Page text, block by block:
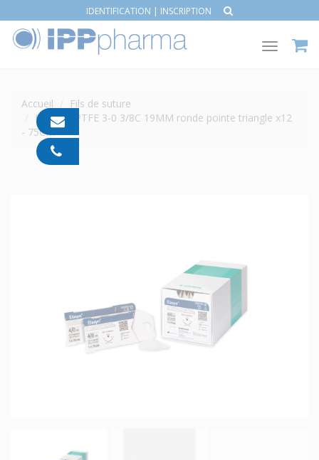
IDENTIFICATION | INSCRIPTION
Toggle
Accueil
Fils de suture
ELASYN PTFE 3-0 3/8C 19MM ronde pointe triangle x12
- 75CM
contact@ipp-
pharma.com
91